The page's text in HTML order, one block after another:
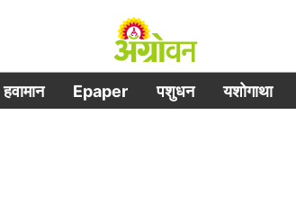
हवामान Epaper पशुधन यशोगाथा